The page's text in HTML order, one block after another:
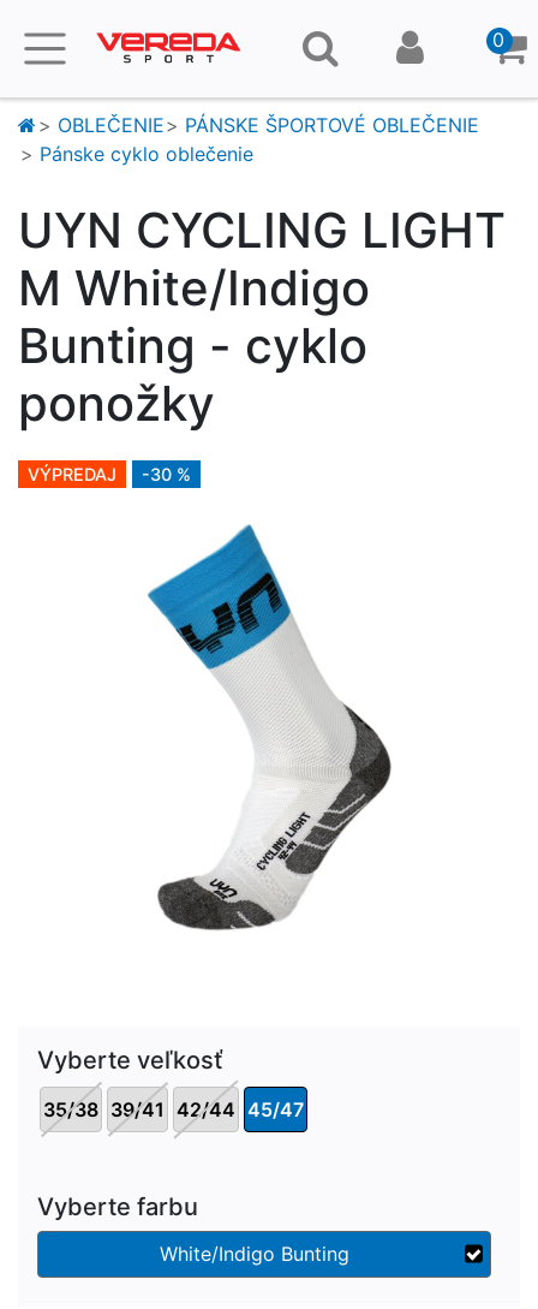
0
OBLEČENIE
PÁNSKE ŠPORTOVÉ OBLEČENIE
Pánske cyklo oblečenie
UYN CYCLING LIGHT
M White/Indigo
Bunting - cyklo
ponožky
VÝPREDAJ -30 %
Vyberte veľkosť
35/38 39/41 42/44 45/47
Vyberte farbu
White/Indigo Bunting